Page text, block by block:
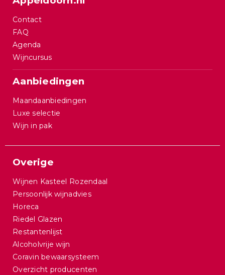
Contact
FAQ
Agenda
Wijncursus
Aanbiedingen
Maandaanbiedingen
Luxe selectie
Wijn in pak
Overige
Wijnen Kasteel Rozendaal
Persoonlijk wijnadvies
Horeca
Riedel Glazen
Restantenlijst
Alcoholvrije wijn
Coravin bewaarsysteem
Overzicht producenten